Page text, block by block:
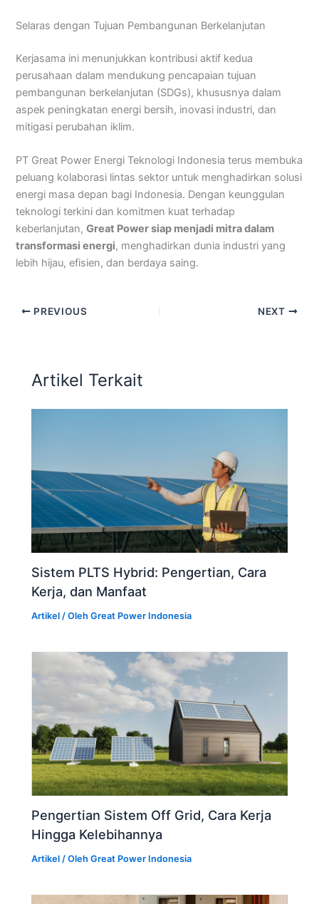
Selaras dengan Tujuan Pembangunan Berkelanjutan
Kerjasama ini menunjukkan kontribusi aktif kedua
perusahaan dalam mendukung pencapaian tujuan
pembangunan berkelanjutan (SDGs), khususnya dalam
aspek peningkatan energi bersih, inovasi industri, dan
mitigasi perubahan iklim.
PT Great Power Energi Teknologi Indonesia terus membuka
peluang kolaborasi lintas sektor untuk menghadirkan solusi
energi masa depan bagi Indonesia. Dengan keunggulan
teknologi terkini dan komitmen kuat terhadap
keberlanjutan,Great Power siap menjadi mitra dalam
transformasi energi, menghadirkan dunia industri yang
lebih hijau, efisien, dan berdaya saing.
PREVIOUS NEXT
Artikel Terkait
Sistem PLTS Hybrid: Pengertian, Cara
Kerja, dan Manfaat
Artikel / OlehGreat Power Indonesia
Pengertian Sistem Off Grid, Cara Kerja
Hingga Kelebihannya
Artikel / OlehGreat Power Indonesia